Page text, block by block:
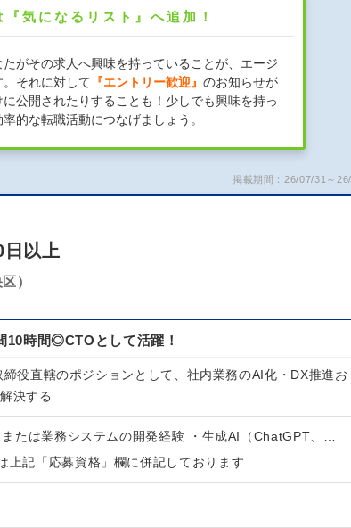
気になるリスト』へ追加！
がその求人へ興味を持っていることが、エージ
それに対して 『エントリー歓迎』 のお知らせが
公開されたりすることも！少しでも興味を持っ
的な転職活動につなげましょう。
掲載期間：26/07/31～
以上
）
時間◎CTOとして活躍！
締役直轄のポジションとして、社内業務のAI化・DX推進お
決する…
または業務システムの開発経験 ・生成AI（ChatGPT、…
上記「応募資格」欄に併記しております